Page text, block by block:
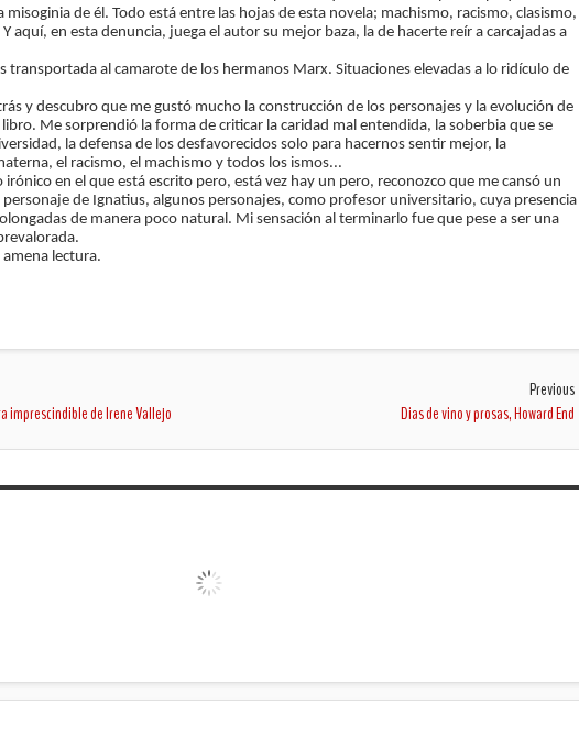
misoginia de él. Todo está entre las hojas de esta novela; machismo, racismo, clasismo,
aquí, en esta denuncia, juega el autor su mejor baza, la de hacerte reír a carcajadas a
transportada al camarote de los hermanos Marx. Situaciones elevadas a lo ridículo de
y descubro que me gustó mucho la construcción de los personajes y la evolución de
Me sorprendió la forma de criticar la caridad mal entendida, la soberbia que se
la defensa de los desfavorecidos solo para hacernos sentir mejor, la
el racismo, el machismo y todos los ismos...
en el que está escrito pero, está vez hay un pero, reconozco que me cansó un
de Ignatius, algunos personajes, como profesor universitario, cuya presencia
de manera poco natural. Mi sensación al terminarlo fue que pese a ser una
lectura.
imprescindible de Irene Vallejo
Previous
Dias de vino y prosas, Howard End